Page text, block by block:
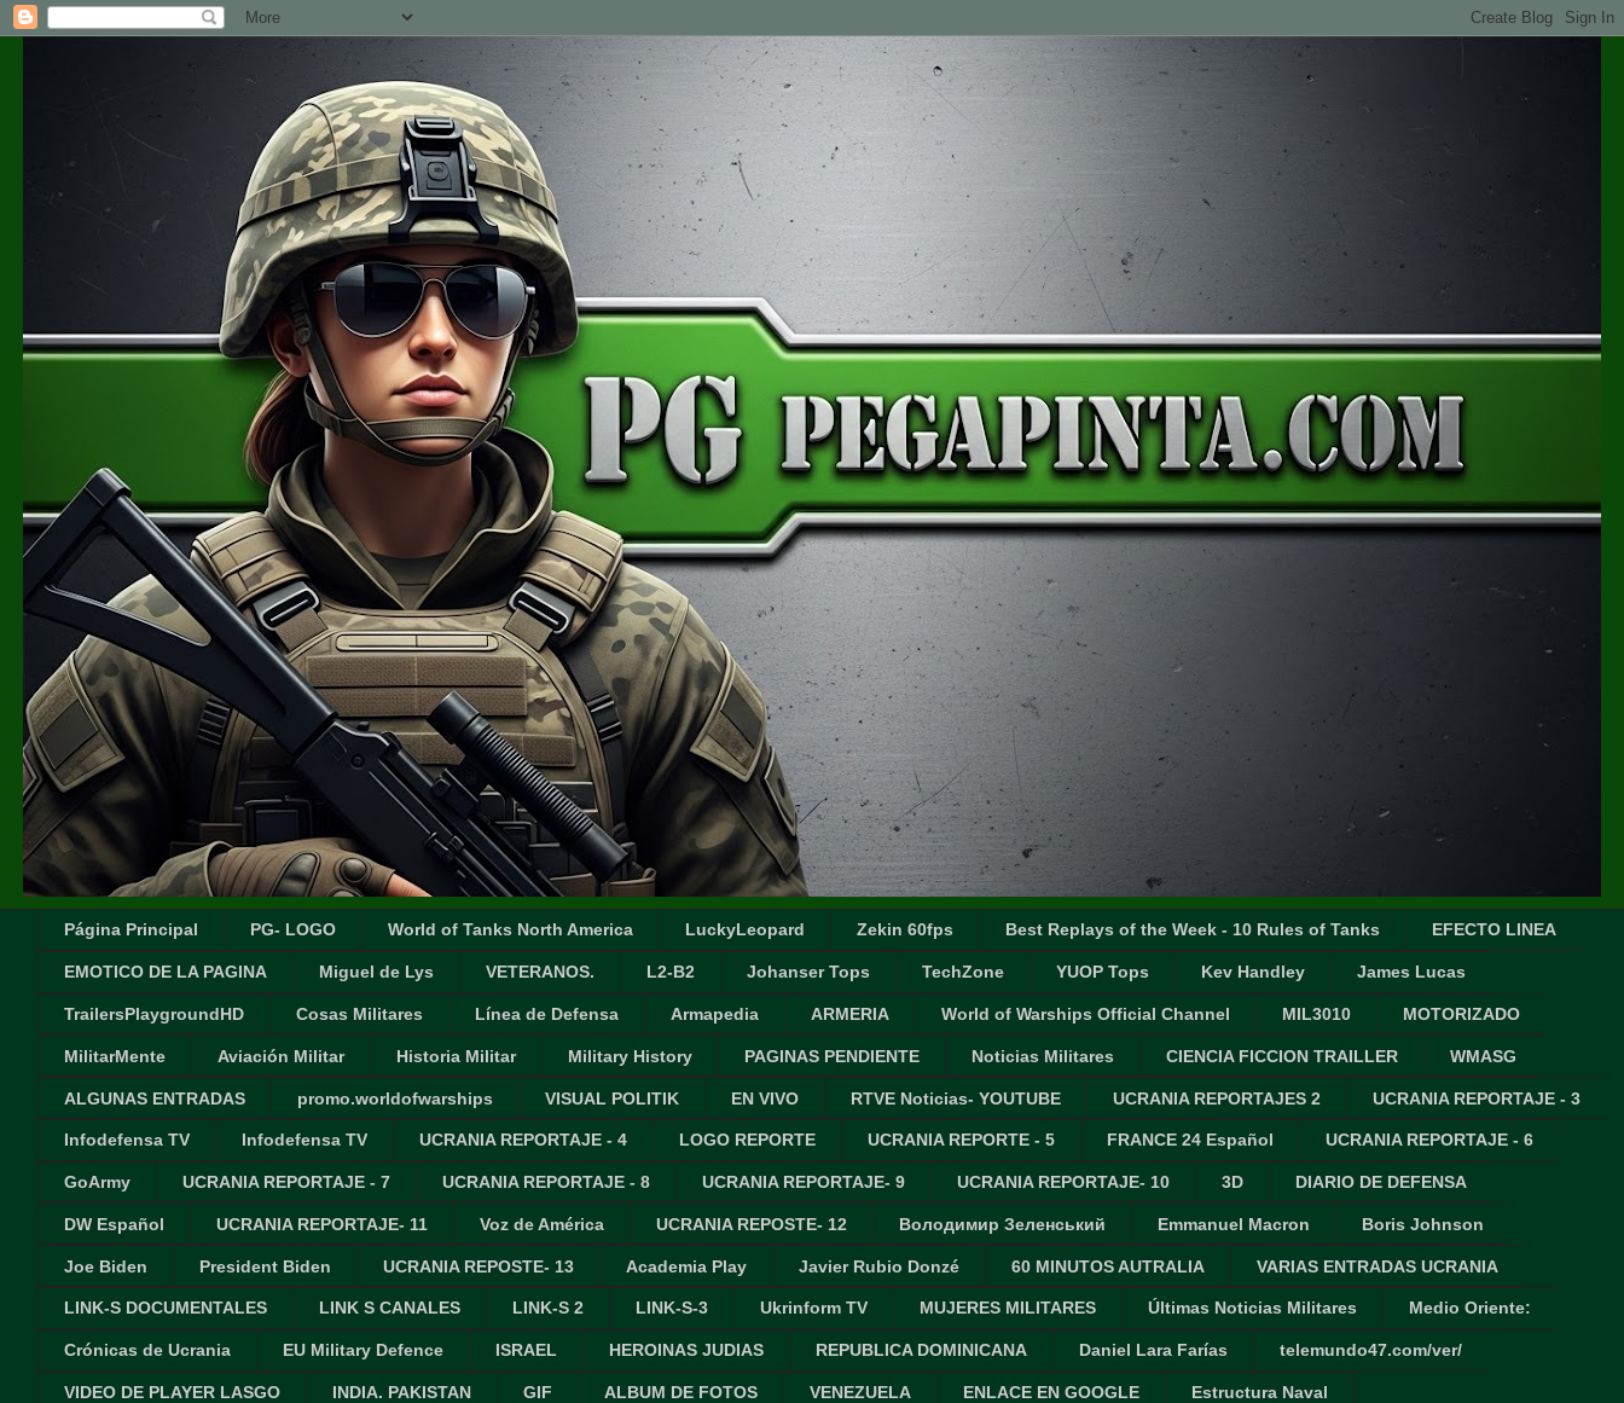
Página Principal PG- LOGO World of Tanks North America LuckyLeopard Zekin 60fps Best Replays of the Week - 10 Rules of Tanks EFECTO LINEA
EMOTICO DE LA PAGINA Miguel de Lys VETERANOS. L2-B2 Johanser Tops TechZone YUOP Tops Kev Handley James Lucas
TrailersPlaygroundHD Cosas Militares Línea de Defensa Armapedia ARMERIA World of Warships Official Channel MIL3010 MOTORIZADO
MilitarMente Aviación Militar Historia Militar Military History PAGINAS PENDIENTE Noticias Militares CIENCIA FICCION TRAILLER WMASG
ALGUNAS ENTRADAS promo.worldofwarships VISUAL POLITIK EN VIVO RTVE Noticias- YOUTUBE UCRANIA REPORTAJES 2 UCRANIA REPORTAJE - 3
Infodefensa TV Infodefensa TV UCRANIA REPORTAJE - 4 LOGO REPORTE UCRANIA REPORTE - 5 FRANCE 24 Español UCRANIA REPORTAJE - 6
GoArmy UCRANIA REPORTAJE - 7 UCRANIA REPORTAJE - 8 UCRANIA REPORTAJE- 9 UCRANIA REPORTAJE- 10 3D DIARIO DE DEFENSA
DW Español UCRANIA REPORTAJE- 11 Voz de América UCRANIA REPOSTE- 12 Володимир Зеленський Emmanuel Macron Boris Johnson
Joe Biden President Biden UCRANIA REPOSTE- 13 Academia Play Javier Rubio Donzé 60 MINUTOS AUTRALIA VARIAS ENTRADAS UCRANIA
LINK-S DOCUMENTALES LINK S CANALES LINK-S 2 LINK-S-3 Ukrinform TV MUJERES MILITARES Últimas Noticias Militares Medio Oriente:
Crónicas de Ucrania EU Military Defence ISRAEL HEROINAS JUDIAS REPUBLICA DOMINICANA Daniel Lara Farías telemundo47.com/ver/
VIDEO DE PLAYER LASGO INDIA. PAKISTAN GIF ALBUM DE FOTOS VENEZUELA ENLACE EN GOOGLE Estructura Naval